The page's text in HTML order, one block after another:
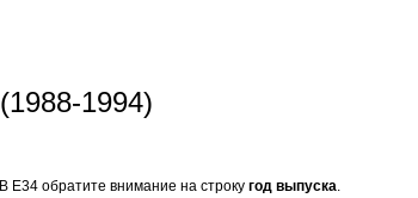
1994)
обратите внимание на строку год выпуска.